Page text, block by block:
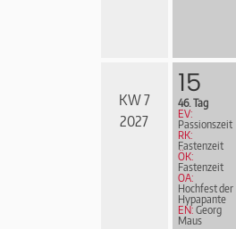
KW 7
2027
15
46. Tag
EV:
Passionszeit
RK:
Fastenzeit
ÖK:
Fastenzeit
OA:
Hochfest der
Hypapante
EN: Georg
Maus